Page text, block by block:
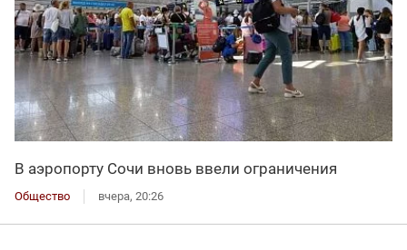
В аэропорту Сочи вновь ввели ограничения
Общество вчера, 20:26